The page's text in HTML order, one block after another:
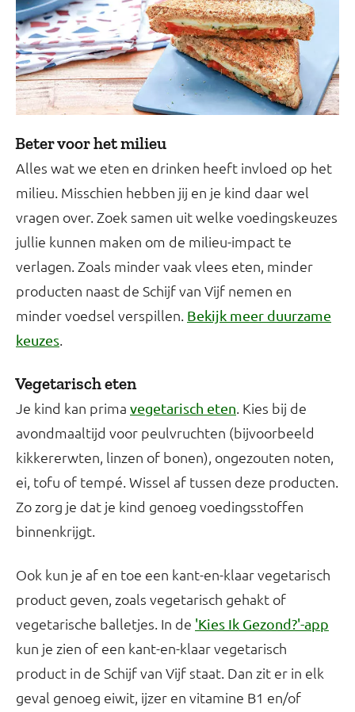
Beter voor het milieu
Alles wat we eten en drinken heeft invloed op het
milieu. Misschien hebben jij en je kind daar wel
vragen over. Zoek samen uit welke voedingskeuzes
jullie kunnen maken om de milieu-impact te
verlagen. Zoals minder vaak vlees eten, minder
producten naast de Schijf van Vijf nemen en
minder voedsel verspillen. Bekijk meer duurzame
keuzes.
Vegetarisch eten
Je kind kan prima vegetarisch eten. Kies bij de
avondmaaltijd voor peulvruchten (bijvoorbeeld
kikkererwten, linzen of bonen), ongezouten noten,
ei, tofu of tempé. Wissel af tussen deze producten.
Zo zorg je dat je kind genoeg voedingsstoffen
binnenkrijgt.
Ook kun je af en toe een kant-en-klaar vegetarisch
product geven, zoals vegetarisch gehakt of
vegetarische balletjes. In de 'Kies Ik Gezond?'-app
kun je zien of een kant-en-klaar vegetarisch
product in de Schijf van Vijf staat. Dan zit er in elk
geval genoeg eiwit, ijzer en vitamine B1 en/of